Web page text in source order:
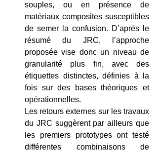
souples, ou en présence de
matériaux composites susceptibles
de semer la confusion. D’après le
résumé du JRC, l’approche
proposée vise donc un niveau de
granularité plus fin, avec des
étiquettes distinctes, définies à la
fois sur des bases théoriques et
opérationnelles.
Les retours externes sur les travaux
du JRC suggèrent par ailleurs que
les premiers prototypes ont testé
différentes combinaisons de